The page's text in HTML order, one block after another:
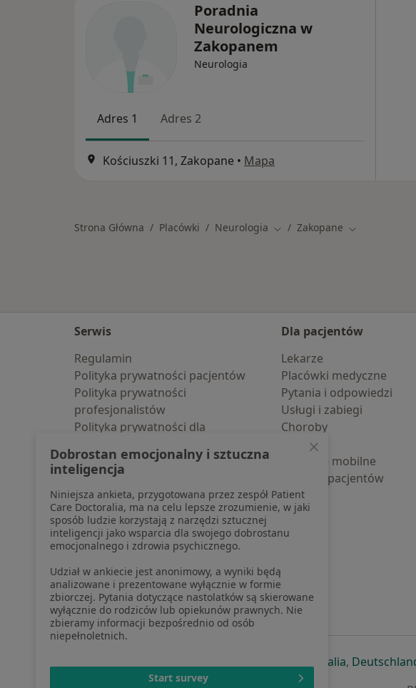
Poradnia
Neurologiczna w
Zakopanem
Neurologia
Adres 1 Adres 2
Kościuszki 11, Zakopane • Mapa
Strona Główna Placówki Neurologia Zmień miasto
Zakopane Zmień miasto
Serwis
Regulamin
Polityka prywatności pacjentów
Polityka prywatności
profesjonalistów
Polityka prywatności dla
pozyskaliśmy samodzielnie
Polityka cookies
Jak działają wyniki wyszukiwania
Dostępność
O nas
Praca Rekrutujemy!
Partnerzy
Centrum prasowe
Kontakt
Dla pacjentów
Lekarze
Placówki medyczne
Pytania i odpowiedzi
Usługi i zabiegi
Choroby
Pomoc
Aplikacje mobilne
Blog dla pacjentów
otwiera się w nowej karcie
otwiera się w nowej karcie
otwiera się w
Italiaotwiera się
,
Dobrostan emocjonalny i sztuczna
inteligencja
Niniejsza ankieta, przygotowana przez zespół Patient
Care Doctoralia, ma na celu lepsze zrozumienie, w jaki
sposób ludzie korzystają z narzędzi sztucznej
inteligencji jako wsparcia dla swojego dobrostanu
emocjonalnego i zdrowia psychicznego.
Udział w ankiecie jest anonimowy, a wyniki będą
analizowane i prezentowane wyłącznie w formie
zbiorczej. Pytania dotyczące nastolatków są skierowane
wyłącznie do rodziców lub opiekunów prawnych. Nie
zbieramy informacji bezpośrednio od osób
niepełnoletnich.
Start survey